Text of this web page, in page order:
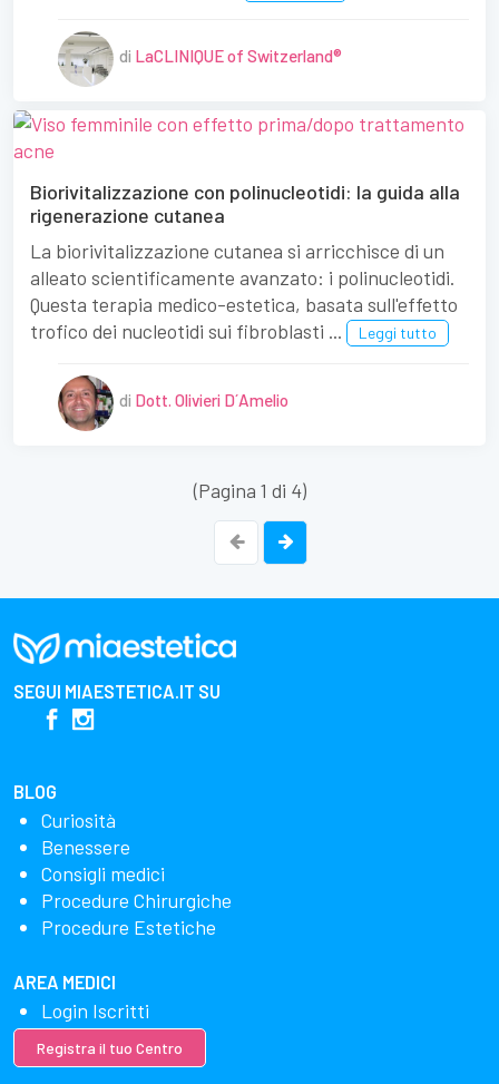
di LaCLINIQUE of Switzerland®
Biorivitalizzazione con polinucleotidi: la guida alla
rigenerazione cutanea
La biorivitalizzazione cutanea si arricchisce di un
alleato scientificamente avanzato: i polinucleotidi.
Questa terapia medico-estetica, basata sull'effetto
trofico dei nucleotidi sui fibroblasti ...
Leggi tutto
di Dott. Olivieri D´Amelio
(Pagina 1 di 4)
SEGUI MIAESTETICA.IT SU
BLOG
Curiosità
Benessere
Consigli medici
Procedure Chirurgiche
Procedure Estetiche
AREA MEDICI
Login Iscritti
Registra il tuo Centro